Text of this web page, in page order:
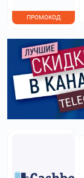
ПРОМОКОД